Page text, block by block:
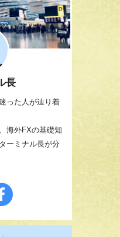
長
った人が辿り着
海外FXの基礎知
ーミナル長が分